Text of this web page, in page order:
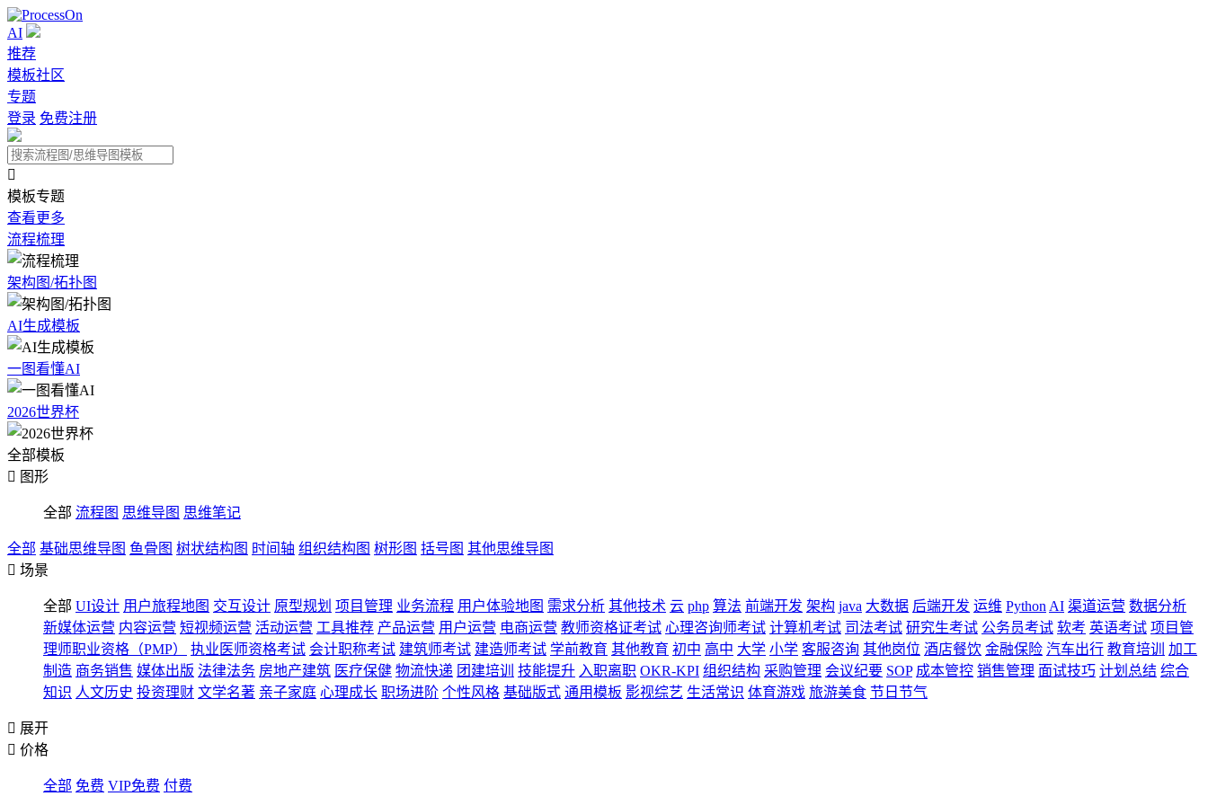
AI
推荐
模板社区
专题
登录 免费注册

模板专题
查看更多
流程梳理
架构图/拓扑图
AI生成模板
一图看懂AI
2026世界杯
全部模板
 图形
全部 流程图 思维导图 思维笔记
全部 基础思维导图 鱼骨图 树状结构图 时间轴 组织结构图 树形图 括号图 其他思维导图
 场景
全部 UI设计 用户旅程地图 交互设计 原型规划 项目管理 业务流程 用户体验地图 需求分析 其他技术 云 php 算法 前端开发 架构 java 大数据 后端开发 运维 Python AI 渠道运营 数据分析
新媒体运营 内容运营 短视频运营 活动运营 工具推荐 产品运营 用户运营 电商运营 教师资格证考试 心理咨询师考试 计算机考试 司法考试 研究生考试 公务员考试 软考 英语考试 项目管
理师职业资格（PMP）
执业医师资格考试 会计职称考试 建筑师考试 建造师考试 学前教育 其他教育 初中 高中 大学 小学 客服咨询 其他岗位 酒店餐饮 金融保险 汽车出行 教育培训
加工
制造 商务销售 媒体出版 法律法务 房地产建筑 医疗保健 物流快递 团建培训 技能提升 入职离职 OKR-KPI 组织结构 采购管理 会议纪要 SOP 成本管控 销售管理 面试技巧 计划总结 综合
知识 人文历史 投资理财 文学名著 亲子家庭 心理成长 职场进阶 个性风格 基础版式 通用模板 影视综艺 生活常识 体育游戏 旅游美食 节日节气
 展开
 价格
全部 免费 VIP免费 付费